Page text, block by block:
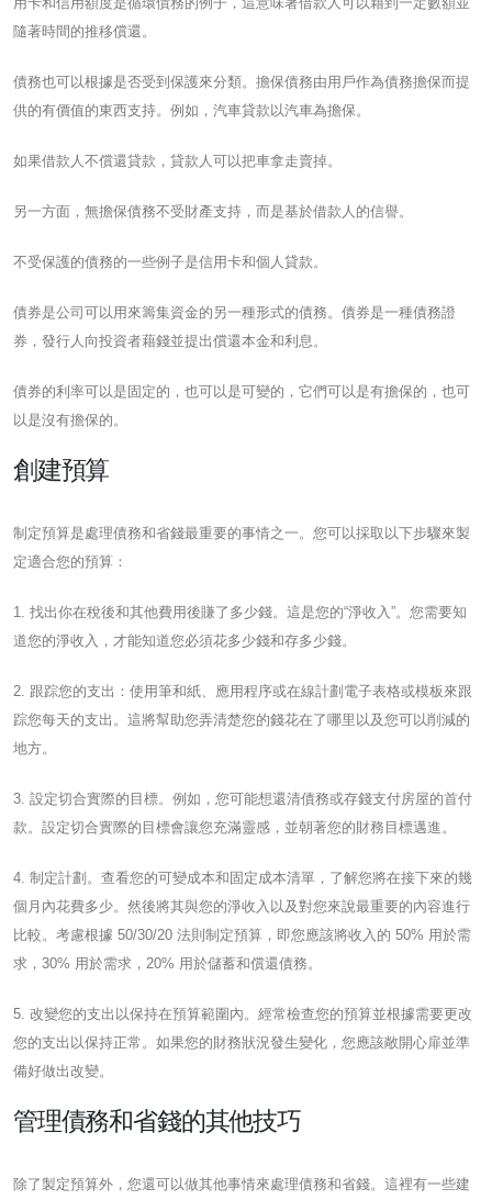
隨著時間的推移償還。
債務也可以根據是否受到保護來分類。擔保債務由用戶作為債務擔保而提
供的有價值的東西支持。例如，汽車貸款以汽車為擔保。
如果借款人不償還貸款，貸款人可以把車拿走賣掉。
另一方面，無擔保債務不受財產支持，而是基於借款人的信譽。
不受保護的債務的一些例子是信用卡和個人貸款。
債券是公司可以用來籌集資金的另一種形式的債務。債券是一種債務證
券，發行人向投資者藉錢並提出償還本金和利息。
債券的利率可以是固定的，也可以是可變的，它們可以是有擔保的，也可
以是沒有擔保的。
創建預算
制定預算是處理債務和省錢最重要的事情之一。您可以採取以下步驟來製
定適合您的預算：
1. 找出你在稅後和其他費用後賺了多少錢。這是您的“淨收入”。您需要知
道您的淨收入，才能知道您必須花多少錢和存多少錢。
2. 跟踪您的支出：使用筆和紙、應用程序或在線計劃電子表格或模板來跟
踪您每天的支出。這將幫助您弄清楚您的錢花在了哪里以及您可以削減的
地方。
3. 設定切合實際的目標。例如，您可能想還清債務或存錢支付房屋的首付
款。設定切合實際的目標會讓您充滿靈感，並朝著您的財務目標邁進。
4. 制定計劃。查看您的可變成本和固定成本清單，了解您將在接下來的幾
個月內花費多少。然後將其與您的淨收入以及對您來說最重要的內容進行
比較。考慮根據 50/30/20 法則制定預算，即您應該將收入的 50% 用於需
求，30% 用於需求，20% 用於儲蓄和償還債務。
5. 改變您的支出以保持在預算範圍內。經常檢查您的預算並根據需要更改
您的支出以保持正常。如果您的財務狀況發生變化，您應該敞開心扉並準
備好做出改變。
管理債務和省錢的其他技巧
除了製定預算外，您還可以做其他事情來處理債務和省錢。這裡有一些建